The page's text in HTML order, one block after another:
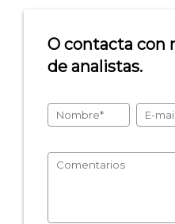
- Encuestas de
- Encuestas de
- Inteligencia
- Investigación de
- Marketing y
O contacta con
de analistas.